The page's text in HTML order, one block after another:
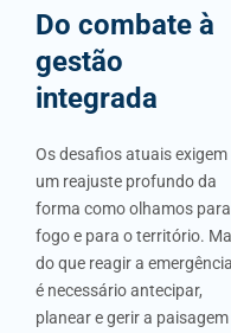
Do combate à
gestão
integrada
Os desafios atuais exigem
um reajuste profundo da
forma como olhamos
fogo e para o território.
do que reagir a
é necessário antecipar,
planear e gerir a paisagem